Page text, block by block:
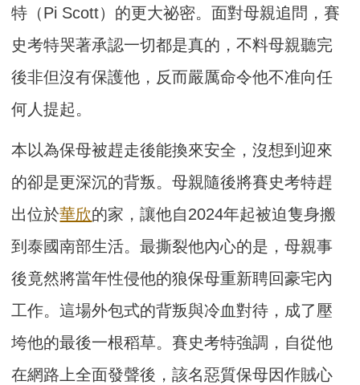
特（Pi Scott）的更大祕密。面對母親追問，賽
史考特哭著承認一切都是真的，不料母親聽完
後非但沒有保護他，反而嚴厲命令他不准向任
何人提起。
本以為保母被趕走後能換來安全，沒想到迎來
的卻是更深沉的背叛。母親隨後將賽史考特趕
出位於華欣的家，讓他自2024年起被迫隻身搬
到泰國南部生活。最撕裂他內心的是，母親事
後竟然將當年性侵他的狼保母重新聘回豪宅內
工作。這場外包式的背叛與冷血對待，成了壓
垮他的最後一根稻草。賽史考特強調，自從他
在網路上全面發聲後，該名惡質保母因作賊心